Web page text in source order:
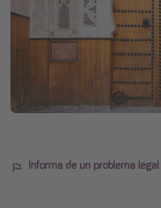
Informa de un problema legal